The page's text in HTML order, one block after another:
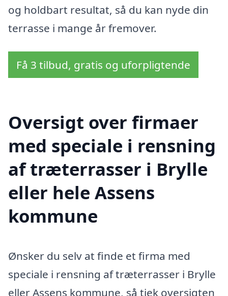
og holdbart resultat, så du kan nyde din
terrasse i mange år fremover.
Få 3 tilbud, gratis og uforpligtende
Oversigt over firmaer
med speciale i rensning
af træterrasser i Brylle
eller hele Assens
kommune
Ønsker du selv at finde et firma med
speciale i rensning af træterrasser i Brylle
eller Assens kommune, så tjek oversigten